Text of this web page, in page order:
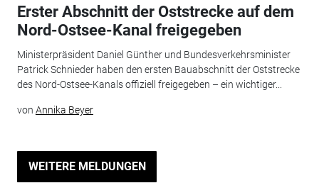
Erster Abschnitt der Oststrecke auf dem
Nord-Ostsee-Kanal freigegeben
Ministerpräsident Daniel Günther und Bundesverkehrsminister
Patrick Schnieder haben den ersten Bauabschnitt der Oststrecke
des Nord-Ostsee-Kanals offiziell freigegeben – ein wichtiger...
von Annika Beyer
WEITERE MELDUNGEN